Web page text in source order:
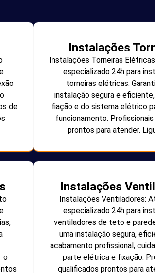
de
Instalações
Instalações Torneiras
especializado 24h para
torneiras elétricas.
instalação segura e
fiação e do sistema elétrico
funcionamento.
prontos para atender.
o
Instalações
Instalações Ventiladores:
especializado 24h para
ventiladores de teto e
uma instalação segura,
acabamento profissional,
parte elétrica e fixação.
qualificados prontos para